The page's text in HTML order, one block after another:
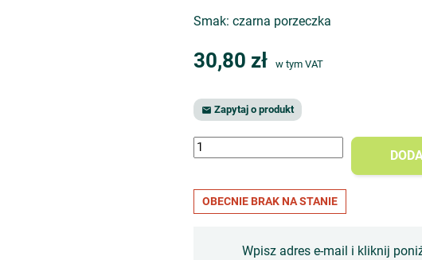
Smak: czarna porzeczka
30,80 zł w tym VAT
 Zapytaj o produkt
OBECNIE BRAK NA STANIE
Wpisz adres e-mail i kliknij